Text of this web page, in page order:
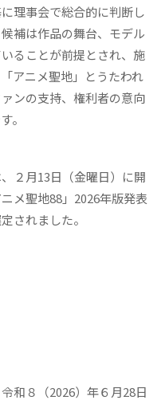
理事会で総合的に判断し
補は作品の舞台、モデル
ることが前提とされ、施
アニメ聖地」とうたわれ
ンの支持、権利者の意向
。
月13日（金曜日）に開
メ聖地88」2026年版発表
されました。
和８（2026）年６月28日